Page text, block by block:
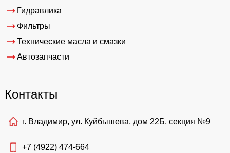
Гидравлика
Фильтры
Технические масла и смазки
Автозапчасти
Контакты
г. Владимир, ул. Куйбышева, дом 22Б, секция №9
+7 (4922) 474-664